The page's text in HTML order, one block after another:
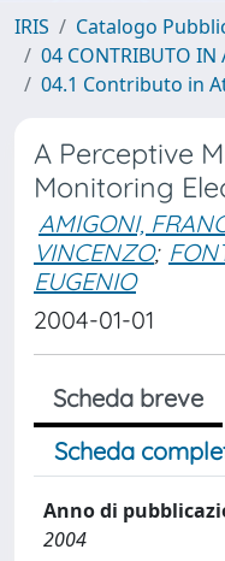
IRIS
Catalogo
04 CONTRIBUTO IN
04.1 Contributo in
A Perceptive
Monitoring
AMIGONI,
VINCENZO;
EUGENIO
2004-01-01
Scheda breve
Scheda
Anno di
2004